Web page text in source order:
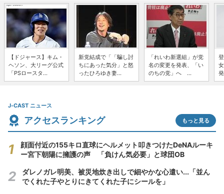
【ドジャース】キム・
ヘソン、大リーグ公式
「PSロースタ...
新党結成で「「騙し討
ちにあった気分」と怒
ったひろゆき妻...
「れいわ新選組」が党
名の変更を発表、「い
のちの党」へ ...
J-CAST ニュース
アクセスランキング もっと見る
顔面付近の155キロ直球にヘルメット叩きつけたDeNAルーキ
ー宮下朝陽に擁護の声 「負けん気必要」と球団OB
ダレノガレ明美、被災地炊き出しで細やかな心遣い...「並ん
でくれた子やとりにきてくれた子にシールを」